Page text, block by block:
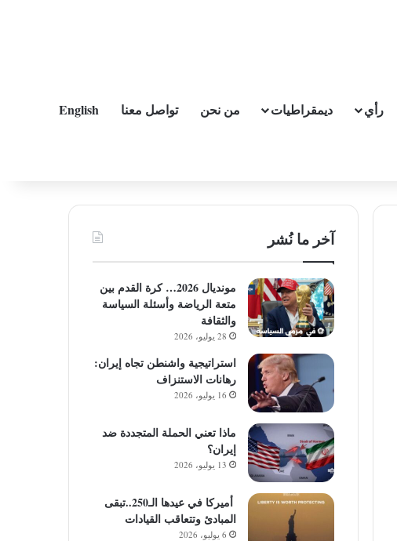
رأي ديمقراطيات من نحن تواصل معنا English
آخر ما نُشر
مونديال 2026… كرة القدم بين
متعة الرياضة وأسئلة السياسة
والثقافة
28 يوليو، 2026
استراتيجية واشنطن تجاه إيران:
رهانات الاستنزاف
16 يوليو، 2026
ماذا تعني الحملة المتجددة ضد
إيران؟
13 يوليو، 2026
أميركا في عيدها الـ250..تبقى
المبادئ وتتعاقب القيادات
6 يوليو، 2026